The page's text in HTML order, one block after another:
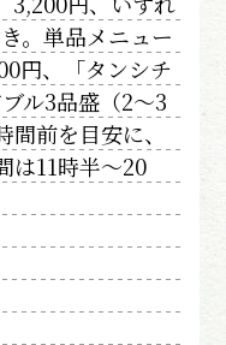
。単品メニュー
円、「タンシチ
ル3品盛（2～3
前を目安に、
は11時半～20